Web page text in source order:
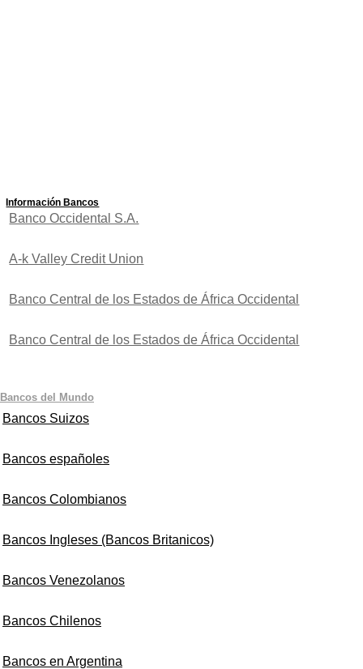
Información Bancos
Banco Occidental S.A.
A-k Valley Credit Union
Banco Central de los Estados de África Occidental
Banco Central de los Estados de África Occidental
Bancos del Mundo
Bancos Suizos
Bancos españoles
Bancos Colombianos
Bancos Ingleses (Bancos Britanicos)
Bancos Venezolanos
Bancos Chilenos
Bancos en Argentina